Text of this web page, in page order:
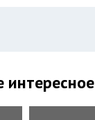
интересное